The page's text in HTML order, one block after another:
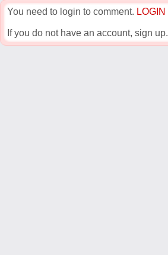
You need to login to comment. LOGIN
If you do not have an account, sign up.